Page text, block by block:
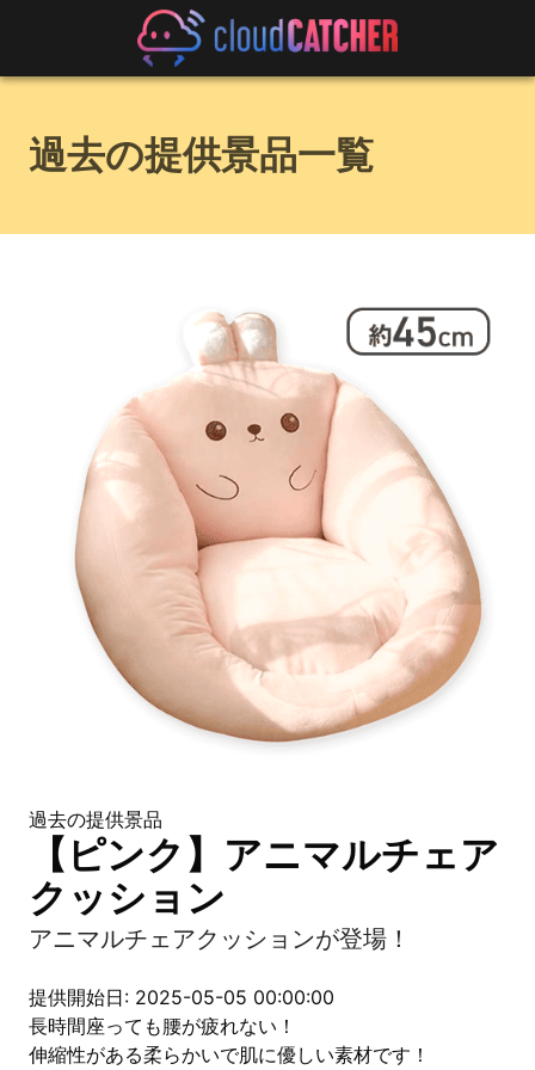
過去の提供景品一覧
過去の提供景品
【ピンク】アニマルチェア
クッション
アニマルチェアクッションが登場！
提供開始日: 2025-05-05 00:00:00
長時間座っても腰が疲れない！
伸縮性がある柔らかいで肌に優しい素材です！